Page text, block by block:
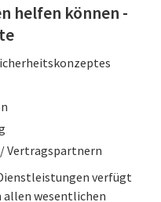
helfen können -
Vertragspartnern
verfügt
allen wesentlichen